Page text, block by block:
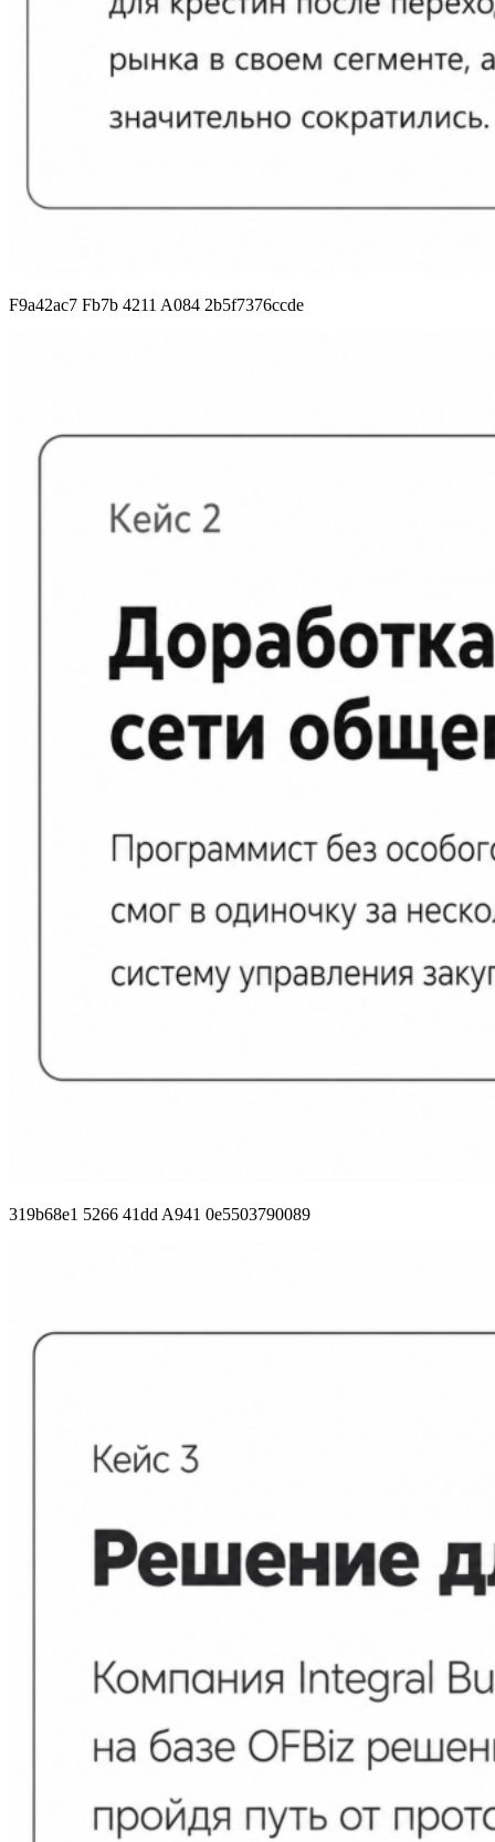
F9a42ac7 Fb7b 4211 A084 2b5f7376ccde
319b68e1 5266 41dd A941 0e5503790089